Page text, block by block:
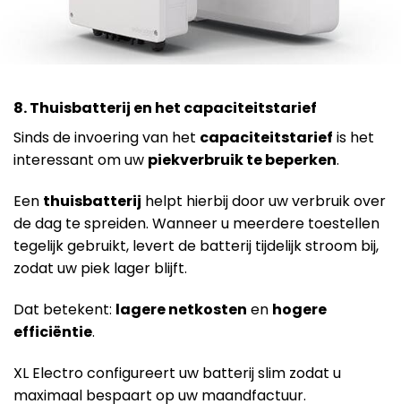
8. Thuisbatterij en het capaciteitstarief
Sinds de invoering van het capaciteitstarief is het
interessant om uw piekverbruik te beperken.
Een thuisbatterij helpt hierbij door uw verbruik over
de dag te spreiden. Wanneer u meerdere toestellen
tegelijk gebruikt, levert de batterij tijdelijk stroom bij,
zodat uw piek lager blijft.
Dat betekent: lagere netkosten en hogere
efficiëntie.
XL Electro configureert uw batterij slim zodat u
maximaal bespaart op uw maandfactuur.